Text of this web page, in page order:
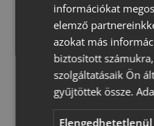
információkat
elemző
azokat más
biztosított
szolgáltatásaik Ön
gyűjtöttek össze.
Elengedhetetlenül